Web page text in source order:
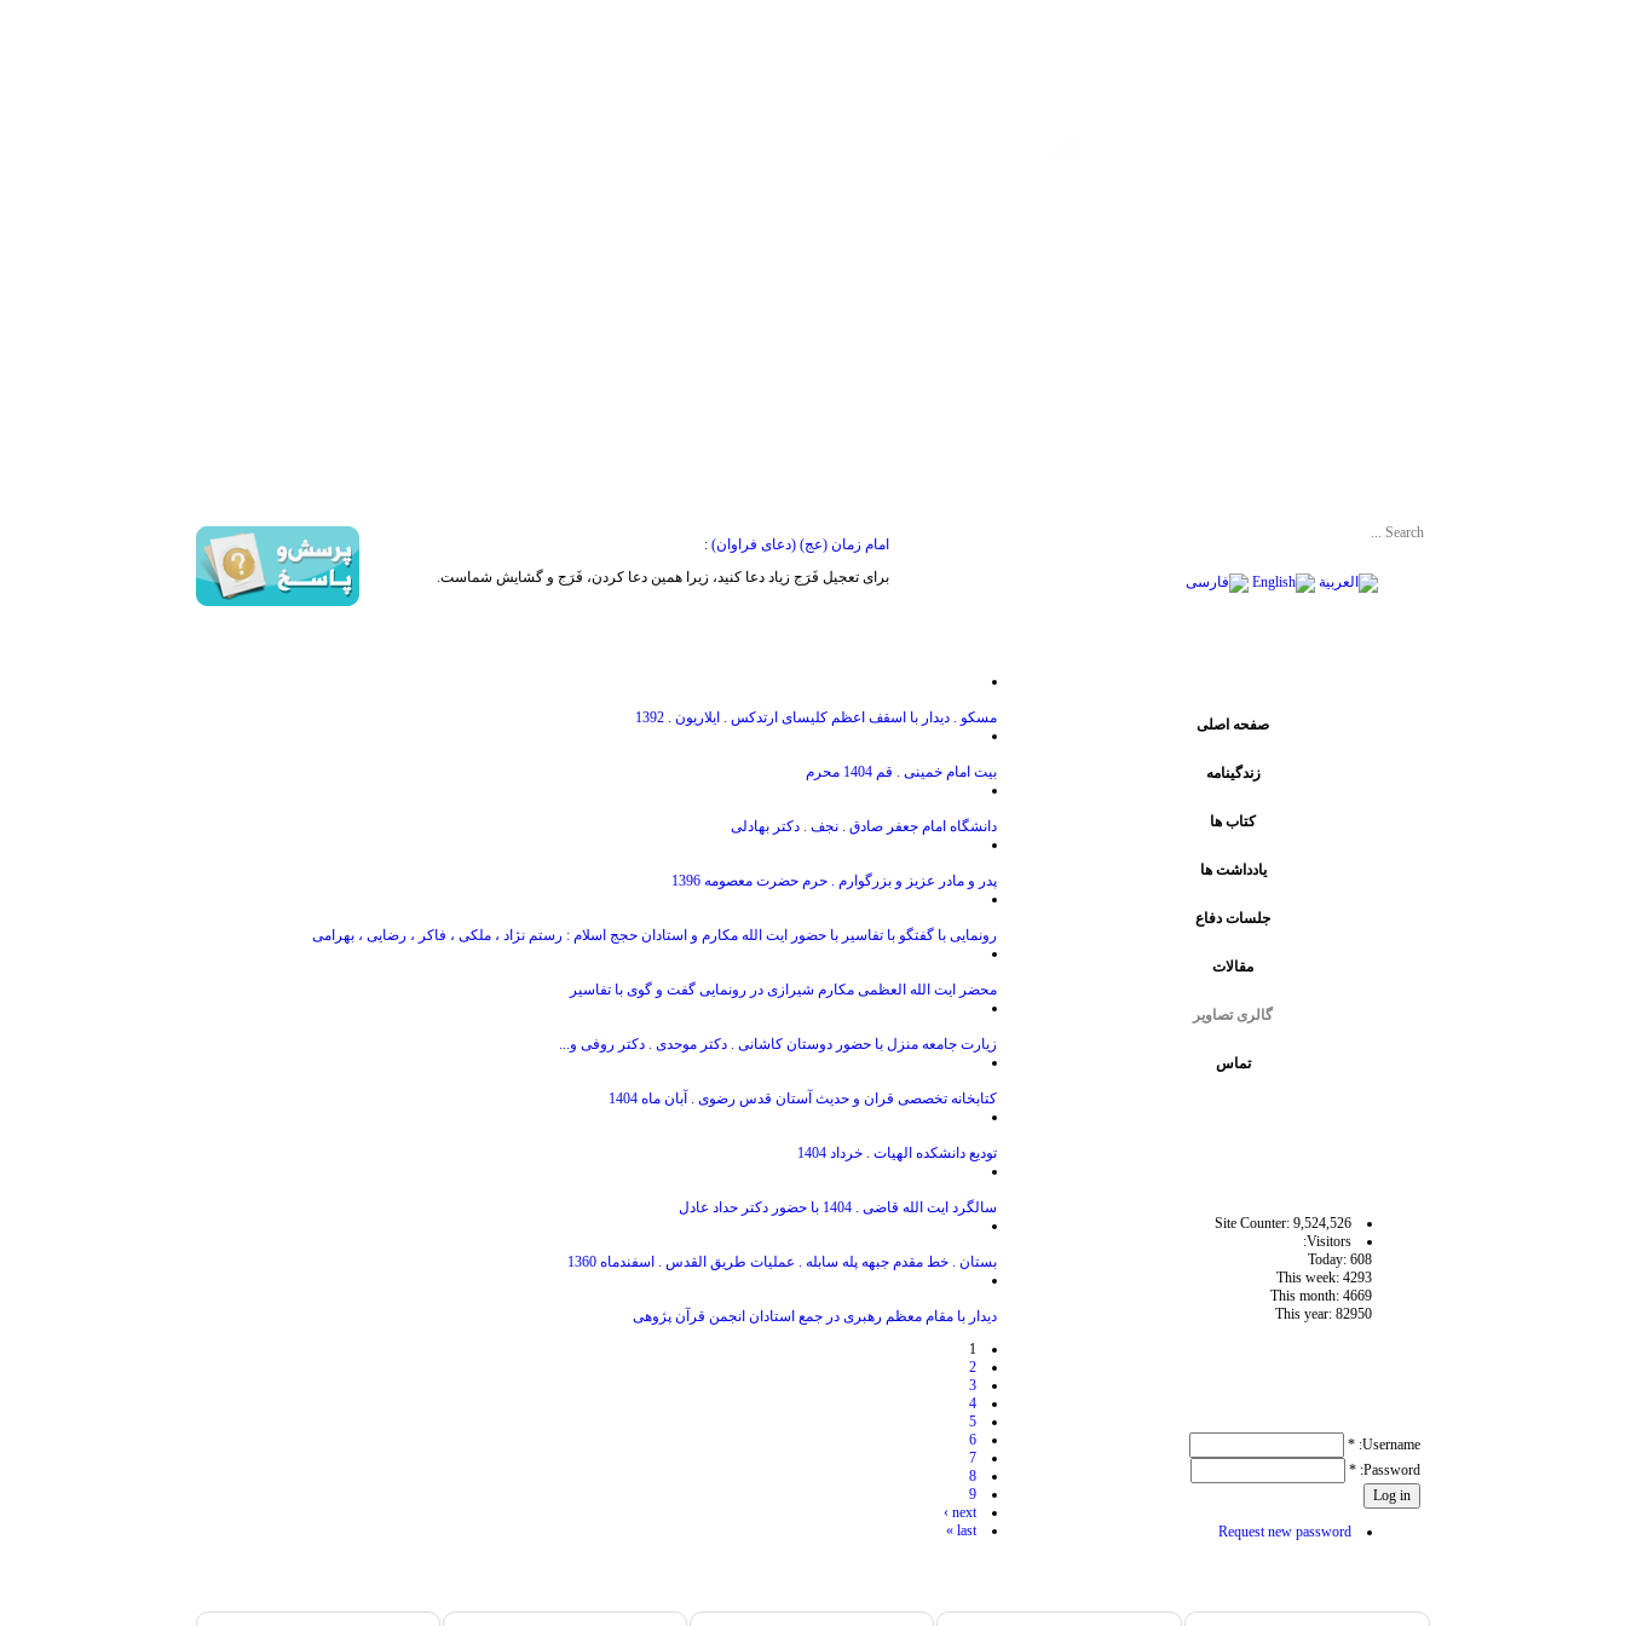
امام زمان (عج) (دعای فراوان) :
برای تعجیل فَرَج زیاد دعا کنید، زیرا همین دعا کردن، فَرَج و گشایش شماست.
صفحه اصلی
زندگینامه
کتاب ها
يادداشت ها
جلسات دفاع
مقالات
گالری تصاویر
تماس
Site Counter: 9,524,526
Visitors:
Today: 608
This week: 4293
This month: 4669
This year: 82950
Username:
*
Password:
*
Request new password
مسکو . دیدار با اسقف اعظم کلیسای ارتدکس . ایلاریون . 1392
بیت امام خمینی . قم 1404 محرم
دانشگاه امام جعفر صادق . نجف . دکتر بهادلی
پدر و مادر عزیز و بزرگوارم . حرم حضرت معصومه 1396
رونمایی با گفتگو با تفاسیر با حضور ایت الله مکارم و استادان حجج اسلام : رستم نژاد ، ملکی ، فاکر ، رضایی ، بهرامی
محضر ایت الله العظمی مکارم شیرازی در رونمایی گفت و گوی با تفاسیر
زیارت جامعه منزل با حضور دوستان کاشانی . دکتر موحدی . دکتر روفی و...
کتابخانه تخصصی قران و حدیث آستان قدس رضوی . آبان ماه 1404
تودیع دانشکده الهیات . خرداد 1404
سالگرد ایت الله قاضی . 1404 با حضور دکتر حداد عادل
بستان . خط مقدم جبهه پله سابله . عملیات طریق القدس . اسفندماه 1360
دیدار با مقام معظم رهبری در جمع استادان انجمن قرآن پژوهی
1
2
3
4
5
6
7
8
9
next ›
last »